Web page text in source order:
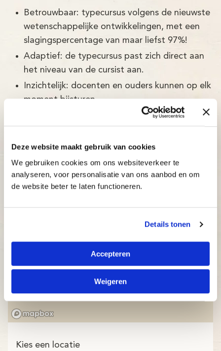
Deze website maakt gebruik van cookies
We gebruiken cookies om ons websiteverkeer te
analyseren, voor personalisatie van ons aanbod en om
de website beter te laten functioneren.
Details tonen
Accepteren
Weigeren
Betrouwbaar: typecursus volgens de nieuwste
wetenschappelijke ontwikkelingen, met een
slagingspercentage van maar liefst 97%!
Adaptief: de typecursus past zich direct aan
het niveau van de cursist aan.
Inzichtelijk: docenten en ouders kunnen op elk
moment bijsturen.
Betaalbaar: bekijk onze aantrekkelijke prijzen.
Kies een locatie